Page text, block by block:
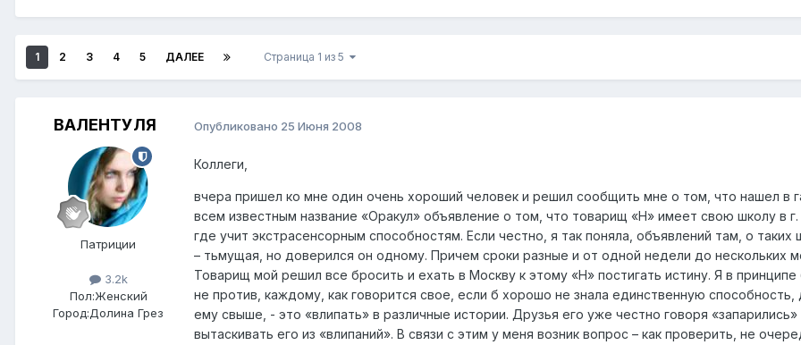
1 2 3 4 5 ДАЛЕЕ Страница 1 из 5
ВАЛЕНТУЛЯ
Патриции
3.2k
Пол:Женский
Город:Долина Грез
Опубликовано 25 Июня 2008
Коллеги,
вчера пришел ко мне один очень хороший человек и решил сообщить мне о том, что нашел в
всем известным название «Оракул» объявление о том, что товарищ «Н» имеет свою школу в
где учит экстрасенсорным способностям. Если честно, я так поняла, объявлений там, о таких
– тьмущая, но доверился он одному. Причем сроки разные и от одной недели до нескольких
Товарищ мой решил все бросить и ехать в Москву к этому «Н» постигать истину. Я в
не против, каждому, как говорится свое, если б хорошо не знала единственную способность,
ему свыше, - это «влипать» в различные истории. Друзья его уже честно говоря «запарились»
вытаскивать его из «влипаний». В связи с этим у меня возник вопрос – как проверить, не